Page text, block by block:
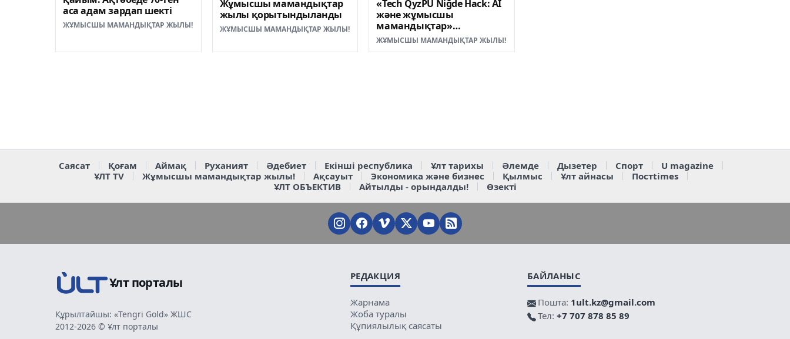
аса адам зардап шекті
ЖҰМЫСШЫ МАМАНДЫҚТАР ЖЫЛЫ!
Жұмысшы мамандықтар
жылы қорытындыланды
ЖҰМЫСШЫ МАМАНДЫҚТАР ЖЫЛЫ!
«Tech QyzPU Niğde Hack: AI
және жұмысшы
мамандықтар»
халықаралық хакатон
жеңімпаздары
ЖҰМЫСШЫ МАМАНДЫҚТАР ЖЫЛЫ!
Саясат Қоғам Аймақ Руханият Әдебиет Екінші республика Ұлт тарихы Әлемде Дызетер Спорт
U magazine
ҰЛТ TV
Жұмысшы мамандықтар жылы! Ақсауыт Экономика және бизнес Қылмыс Ұлт айнасы
Постtimes
ҰЛТ ОБЪЕКТИВ
Айтылды - орындалды! Өзекті
Ұлт порталы
Құрылтайшы: «Tengri Gold» ЖШС
2012-2026 © Ұлт порталы
РЕДАКЦИЯ
Жарнама
Жоба туралы
Құпиялылық саясаты
БАЙЛАНЫС
Пошта: 1ult.kz@gmail.com
Тел: +7 707 878 85 89